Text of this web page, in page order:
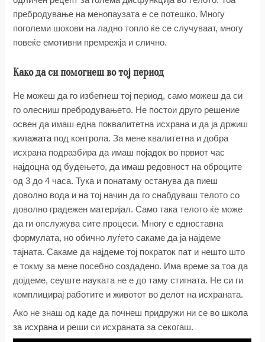
пребродување на менопаузата е се потешко. Многу
поголеми шокови на ладно топло ќе се случуваат, многу
повеќе емотивни премрежја и слично.
Како да си помогнеш во тој период
Не можеш да го избегнеш тој период, само можеш да си
го олесниш пребродувањето. Не постои друго решение
освен да имаш една поквалитетна исхрана и да ја држиш
килажата под контрола. За мене квалитетна и добра
исхрана подразбира да имаш појадок во првиот час
најдоцна од будењето, да имаш редовност на оброците
од 3 до 4 часа. Тука и понатаму останува да пиеш
доволно вода и на тој начин да го снабдуваш телото со
доволно градежен материјал. Само така телото ќе може
да ги опслужува сите процеси. Многу е едноставна
формулата, но обично луѓето сакаме да ја најдеме
тајната. Сакаме да најдеме тој пократок пат и нешто што
е токму за мене посебно создадено. Има време за тоа да
дојдеме, сеуште науката не е до таму стигната. Не си ги
комплицирај работите и животот во делот на исхраната.
Ако не знаш од каде да почнеш придружи ни се во школа
за исхрана и реши си исхраната за секогаш.